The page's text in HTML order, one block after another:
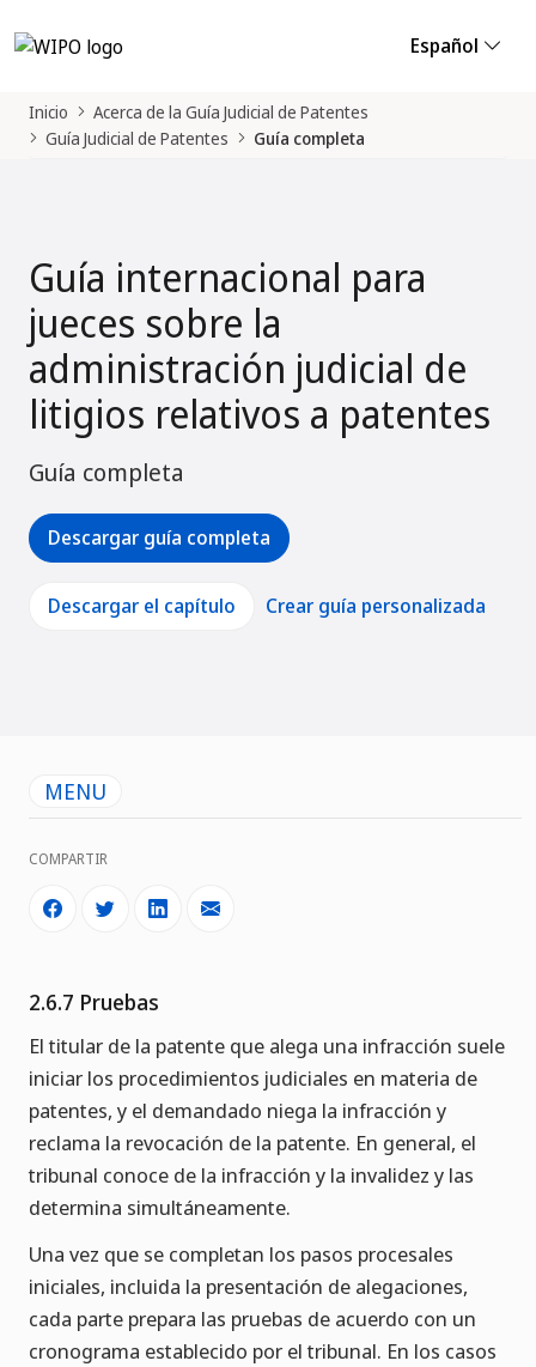
Español
Inicio
Acerca de la Guía Judicial de Patentes
Guía Judicial de Patentes
Guía completa
Guía internacional para
jueces sobre la
administración judicial de
litigios relativos a patentes
Guía completa
Descargar guía completa
Descargar el capítulo Crear guía personalizada
MENU
COMPARTIR
2.6.7 Pruebas
El titular de la patente que alega una infracción suele
iniciar los procedimientos judiciales en materia de
patentes, y el demandado niega la infracción y
reclama la revocación de la patente. En general, el
tribunal conoce de la infracción y la invalidez y las
determina simultáneamente.
Una vez que se completan los pasos procesales
iniciales, incluida la presentación de alegaciones,
cada parte prepara las pruebas de acuerdo con un
cronograma establecido por el tribunal. En los casos